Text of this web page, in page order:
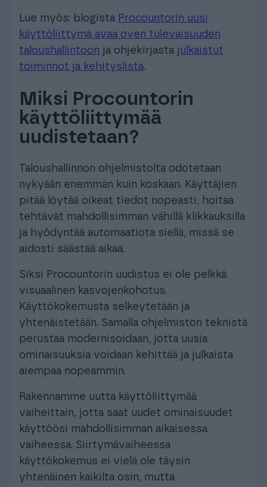
Lue myös: blogista Procountorin uusi
käyttöliittymä avaa oven tulevaisuuden
taloushallintoon ja ohjekirjasta julkaistut
toiminnot ja kehityslista.
Miksi Procountorin
käyttöliittymää
uudistetaan?
Taloushallinnon ohjelmistolta odotetaan
nykyään enemmän kuin koskaan. Käyttäjien
pitää löytää oikeat tiedot nopeasti, hoitaa
tehtävät mahdollisimman vähillä klikkauksilla
ja hyödyntää automaatiota siellä, missä se
aidosti säästää aikaa.
Siksi Procountorin uudistus ei ole pelkkä
visuaalinen kasvojenkohotus.
Käyttökokemusta selkeytetään ja
yhtenäistetään. Samalla ohjelmiston teknistä
perustaa modernisoidaan, jotta uusia
ominaisuuksia voidaan kehittää ja julkaista
aiempaa nopeammin.
Rakennamme uutta käyttöliittymää
vaiheittain, jotta saat uudet ominaisuudet
käyttöösi mahdollisimman aikaisessa
vaiheessa. Siirtymävaiheessa
käyttökokemus ei vielä ole täysin
yhtenäinen kaikilta osin, mutta